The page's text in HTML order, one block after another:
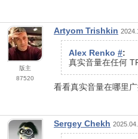
版主
87520
Artyom Trishkin
Alex Renko #:
真实音量在任何
看看真实音量在哪里广
Sergey Chekh